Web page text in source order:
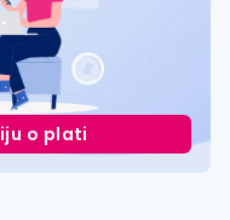
o plati